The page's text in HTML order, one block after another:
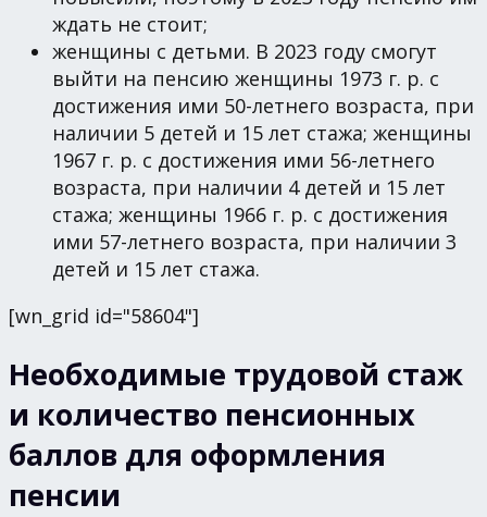
ждать не стоит;
женщины с детьми. В 2023 году смогут
выйти на пенсию женщины 1973 г. р. с
достижения ими 50-летнего возраста, при
наличии 5 детей и 15 лет стажа; женщины
1967 г. р. с достижения ими 56-летнего
возраста, при наличии 4 детей и 15 лет
стажа; женщины 1966 г. р. с достижения
ими 57-летнего возраста, при наличии 3
детей и 15 лет стажа.
[wn_grid id="58604"]
Необходимые трудовой стаж
и количество пенсионных
баллов для оформления
пенсии